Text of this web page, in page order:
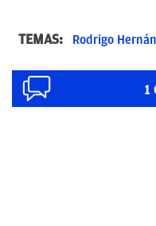
TEMAS: Rodrigo
1